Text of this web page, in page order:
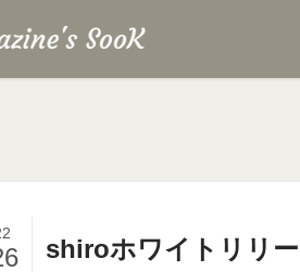
shiroホワイトリリ